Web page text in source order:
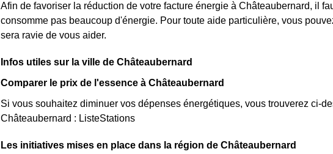
Afin de favoriser la réduction de votre facture énergie à Châteaubernard, il
consomme pas beaucoup d'énergie. Pour toute aide particulière, vous
sera ravie de vous aider.
Infos utiles sur la ville de Châteaubernard
Comparer le prix de l'essence à Châteaubernard
Si vous souhaitez diminuer vos dépenses énergétiques, vous trouverez ci-
Châteaubernard : ListeStations
Les initiatives mises en place dans la région de Châteaubernard